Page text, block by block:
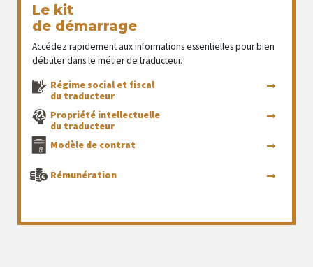
Le kit
de démarrage
Accédez rapidement aux informations essentielles pour bien
débuter dans le métier de traducteur.
Régime social et fiscal
du traducteur
Propriété intellectuelle
du traducteur
Modèle de contrat
Rémunération